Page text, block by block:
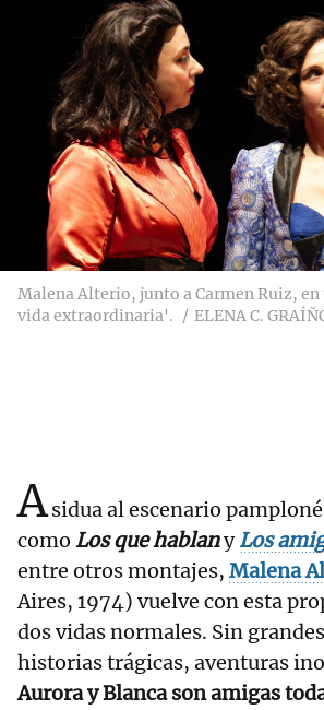
Malena Alterio, junto a Carmen Ruiz, en
vida extraordinaria'.
ELENA C.
Asidua al escenario
como Los que hablanyLos
entre otros montajes, Malena
Aires, 1974) vuelve con esta
dos vidas normales. Sin
historias trágicas, aventuras
Aurora y Blanca son amigas